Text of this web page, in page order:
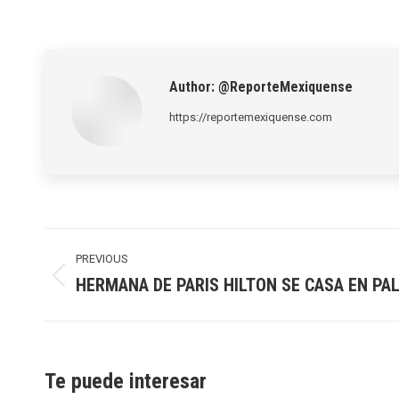
Author: @ReporteMexiquense
https://reportemexiquense.com
navigation
PREVIOUS
Previous
HERMANA DE PARIS HILTON SE CASA EN
Te puede interesar